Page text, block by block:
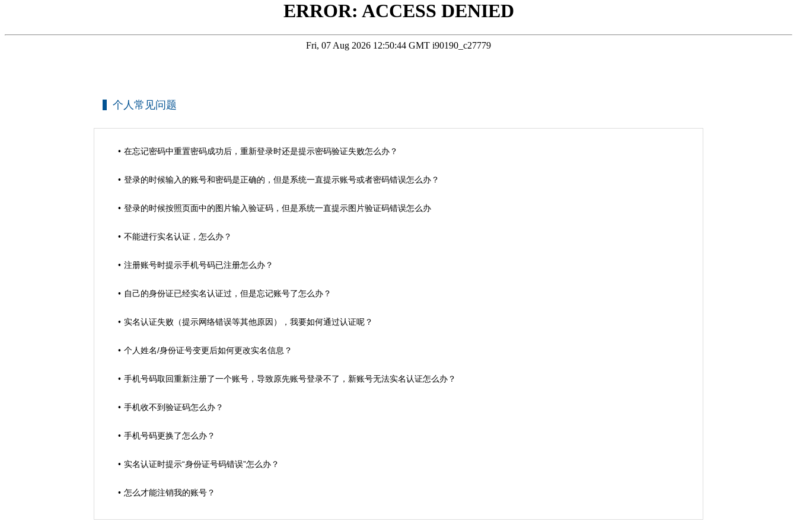
个人常见问题
在忘记密码中重置密码成功后，重新登录时还是提示密码验证失败怎么办？
登录的时候输入的账号和密码是正确的，但是系统一直提示账号或者密码错误怎么办？
登录的时候按照页面中的图片输入验证码，但是系统一直提示图片验证码错误怎么办
不能进行实名认证，怎么办？
注册账号时提示手机号码已注册怎么办？
自己的身份证已经实名认证过，但是忘记账号了怎么办？
实名认证失败（提示网络错误等其他原因），我要如何通过认证呢？
个人姓名/身份证号变更后如何更改实名信息？
手机号码取回重新注册了一个账号，导致原先账号登录不了，新账号无法实名认证怎么办？
手机收不到验证码怎么办？
手机号码更换了怎么办？
实名认证时提示“身份证号码错误”怎么办？
怎么才能注销我的账号？